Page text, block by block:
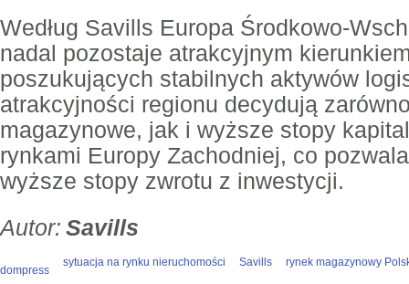
Według Savills Europa Środkowo-
nadal pozostaje atrakcyjnym
poszukujących stabilnych aktywów
atrakcyjności regionu decydują
magazynowe, jak i wyższe stopy
rynkami Europy Zachodniej, co
wyższe stopy zwrotu z inwestycji.
Savills
dompress
sytuacja na rynku nieruchomości Savills rynek magazynowy